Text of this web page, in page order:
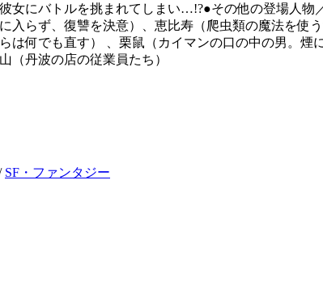
女にバトルを挑まれてしまい…!?●その他の登場人
らず、復讐を決意）、恵比寿（爬虫類の魔法を使
は何でも直す） 、栗鼠（カイマンの口の中の男。
（丹波の店の従業員たち）
SF・ファンタジー